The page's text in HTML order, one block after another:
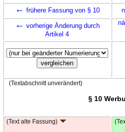
← frühere Fassung von § 10
← vorherige Änderung durch
Artikel 4
(Textabschnitt unverändert)
§ 10
(Text alte Fassung)